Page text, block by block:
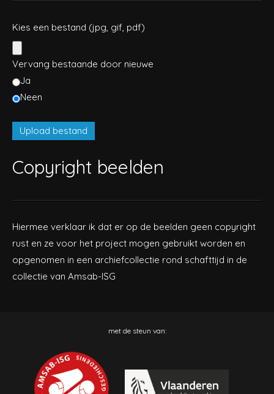
Kies een bestand (jpg, gif, pdf)
Vervang bestaande door nieuwe
Ja
Neen
Copyright beelden
Hiermee verklaar ik dat er op de beelden geen copyright
rust en ze voor het project mogen gebruikt worden en
opgenomen in een archiefcollectie rond schafttijd in de
collectie van Amsab-ISG
met de steun van: